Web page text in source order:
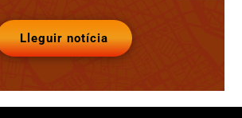
Lleguir notícia